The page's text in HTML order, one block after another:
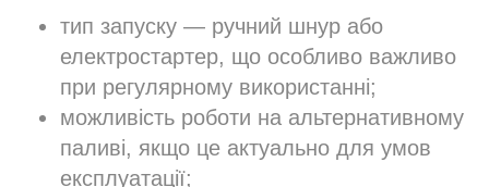
тип запуску — ручний шнур або
електростартер, що особливо важливо
при регулярному використанні;
можливість роботи на альтернативному
паливі, якщо це актуально для умов
експлуатації;